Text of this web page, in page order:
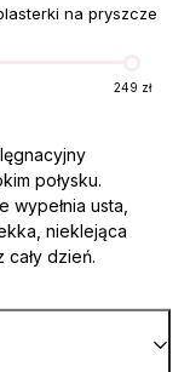
na pryszcze
249 zł
połysku.
usta,
nieklejąca
dzień.